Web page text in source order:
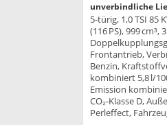
unverbindliche
5-türig, 1,0 TSI 85
(116 PS), 999 cm³,
Frontantrieb,
Benzin,
kombiniert 5,8 l/
Emission
CO₂-Klasse D,
Perleffect,